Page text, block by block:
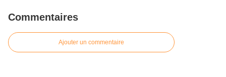
Commentaires
Ajouter un commentaire